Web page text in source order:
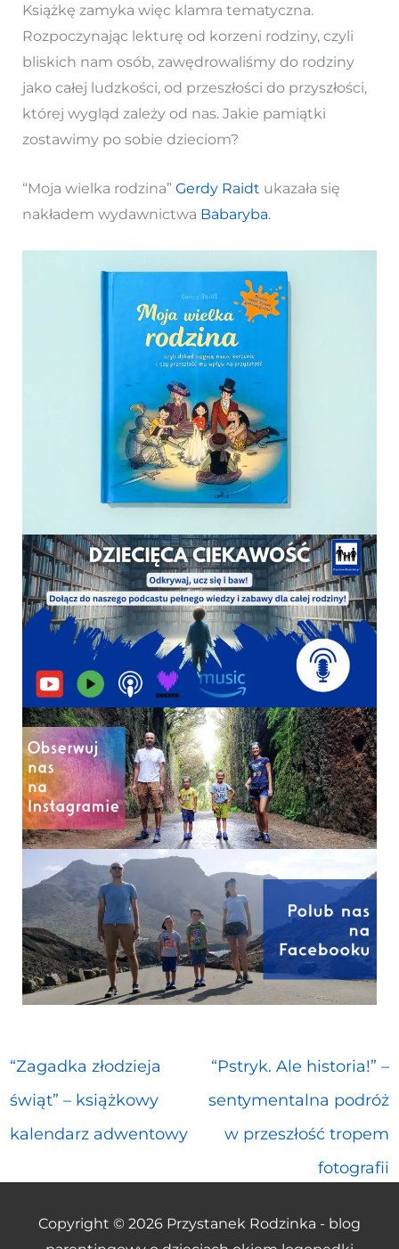
Książkę zamyka więc klamra tematyczna.
Rozpoczynając lekturę od korzeni rodziny, czyli
bliskich nam osób, zawędrowaliśmy do rodziny
jako całej ludzkości, od przeszłości do przyszłości,
której wygląd zależy od nas. Jakie pamiątki
zostawimy po sobie dzieciom?
“Moja wielka rodzina” Gerdy Raidt ukazała się
nakładem wydawnictwa Babaryba.
“Zagadka złodzieja
świąt” – książkowy
kalendarz adwentowy
“Pstryk. Ale historia!” –
sentymentalna podróż
w przeszłość tropem
fotografii
Copyright © 2026 Przystanek Rodzinka - blog